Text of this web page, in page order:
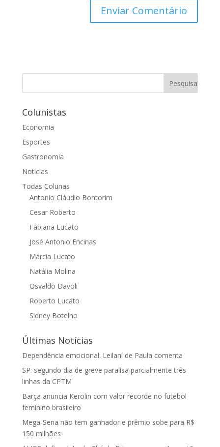
Colunistas
Economia
Esportes
Gastronomia
Notícias
Todas Colunas
Antonio Cláudio Bontorim
Cesar Roberto
Fabiana Lucato
José Antonio Encinas
Márcia Lucato
Natália Molina
Osvaldo Davoli
Roberto Lucato
Sidney Botelho
Últimas Notícias
Dependência emocional: Leilaní de Paula comenta
SP: segundo dia de greve paralisa parcialmente três
linhas da CPTM
Barça anuncia Kerolin com valor recorde no futebol
feminino brasileiro
Mega-Sena não tem ganhador e prêmio sobe para R$
150 milhões